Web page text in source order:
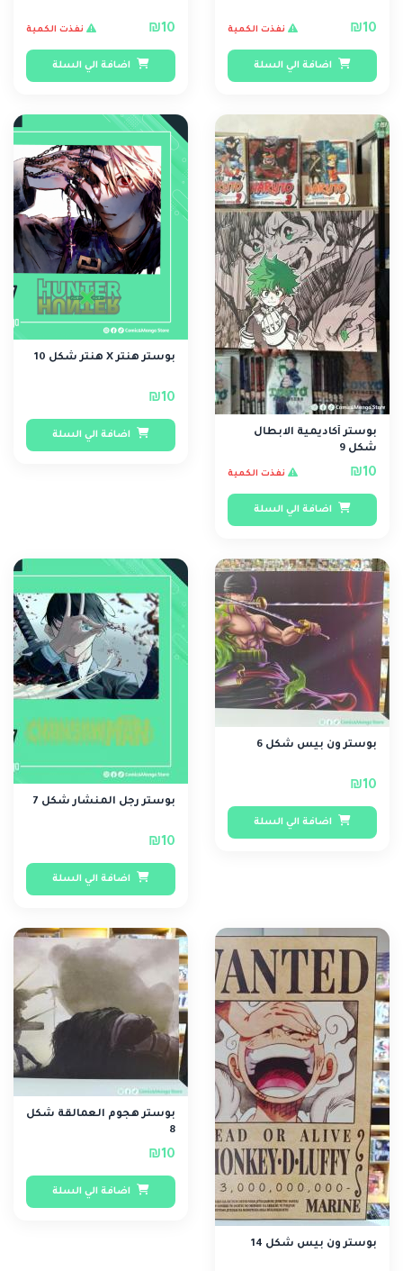
₪10 نفذت الكمية
اضافة الي السلة
₪10 نفذت الكمية
اضافة الي السلة
بوستر أكاديمية الابطال
شكل 9
₪10 نفذت الكمية
اضافة الي السلة
بوستر هنتر X هنتر شكل 10
₪10
اضافة الي السلة
بوستر ون بيس شكل 6
₪10
اضافة الي السلة
بوستر رجل المنشار شكل 7
₪10
اضافة الي السلة
بوستر ون بيس شكل 14
بوستر هجوم العمالقة شكل
8
₪10
اضافة الي السلة